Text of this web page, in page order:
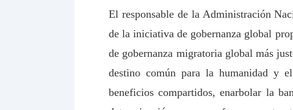
El responsable de la Administración
de la iniciativa de gobernanza global
de gobernanza migratoria global más
destino común para la humanidad y
beneficios compartidos, enarbolar la